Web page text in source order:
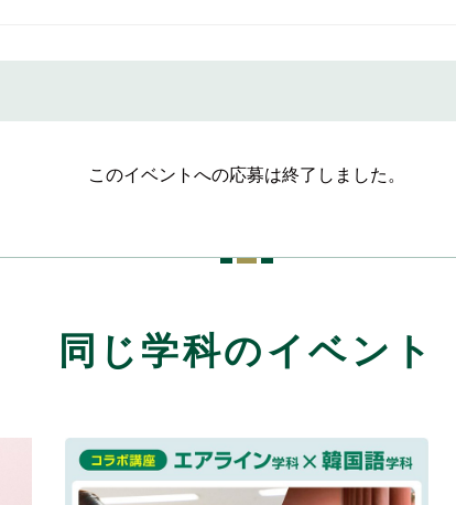
このイベントへの応募は終了しました。
同じ学科のイベント